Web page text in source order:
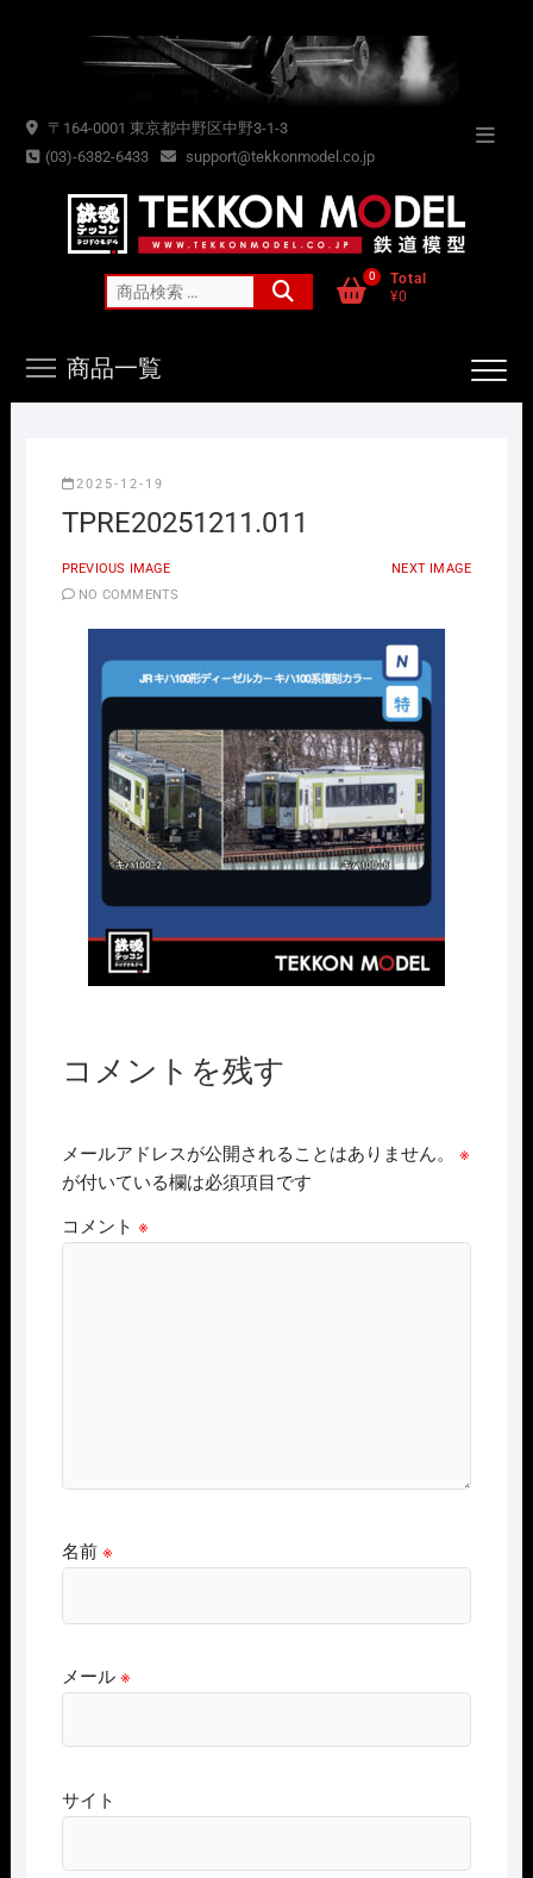
〒164-0001 東京都中野区中野3-1-3
(03)-6382-6433
support@tekkonmodel.co.jp
索
0
Total
¥0
商品一覧
2025-12-19
TPRE20251211.011
PREVIOUS IMAGE
NEXT IMAGE
NO COMMENTS
コメントを残す
メールアドレスが公開されることはありません。
※
が付いている欄は必須項目です
コメント ※
名前 ※
メール ※
サイト